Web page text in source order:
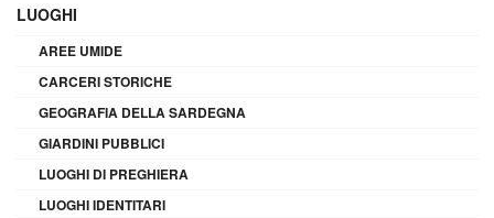
LUOGHI
AREE UMIDE
CARCERI STORICHE
GEOGRAFIA DELLA SARDEGNA
GIARDINI PUBBLICI
LUOGHI DI PREGHIERA
LUOGHI IDENTITARI